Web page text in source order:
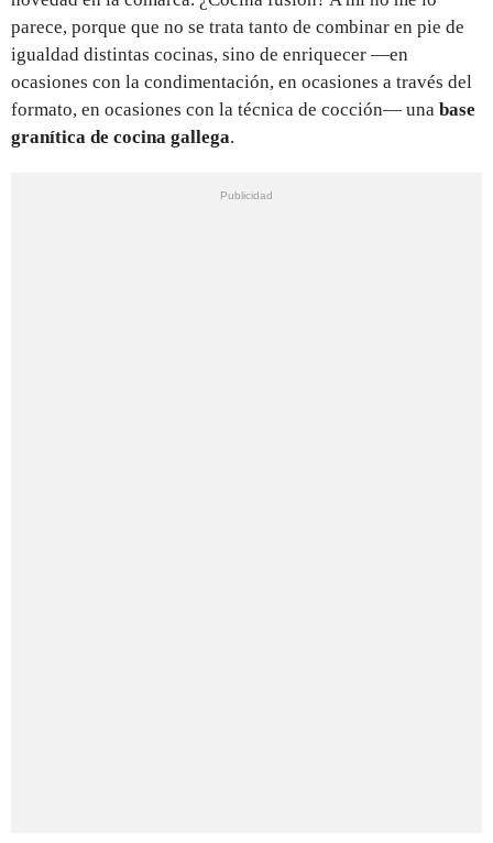
parece, porque que no se trata tanto de combinar en pie de
igualdad distintas cocinas, sino de enriquecer —en
ocasiones con la condimentación, en ocasiones a través del
formato, en ocasiones con la técnica de cocción— una base
granítica de cocina gallega.